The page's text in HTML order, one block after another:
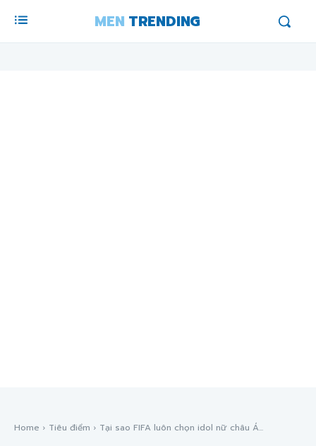
MEN TRENDING
Home Tiêu điểm Tại sao FIFA luôn chọn idol nữ châu Á...